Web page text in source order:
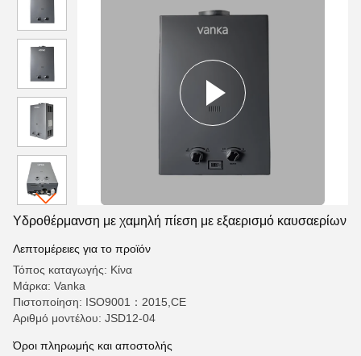
Υδροθέρμανση με χαμηλή πίεση με εξαερισμό καυσαερίων
Λεπτομέρειες για το προϊόν
Τόπος καταγωγής: Κίνα
Μάρκα: Vanka
Πιστοποίηση: ISO9001：2015,CE
Αριθμό μοντέλου: JSD12-04
Όροι πληρωμής και αποστολής